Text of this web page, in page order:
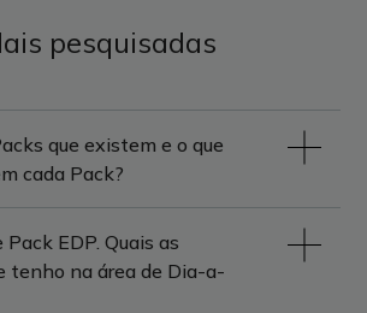
pesquisadas
que existem e o que
cada Pack?
EDP. Quais as
tenho na área de Dia-a-